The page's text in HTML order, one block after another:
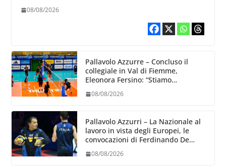
08/08/2026
Pallavolo Azzurre – Concluso il
collegiale in Val di Fiemme,
Eleonora Fersino: “Stiamo
dove poter migliorare”.
08/08/2026
Pallavolo Azzurri – La Nazionale al
lavoro in vista degli Europei, le
convocazioni di Ferdinando De
08/08/2026